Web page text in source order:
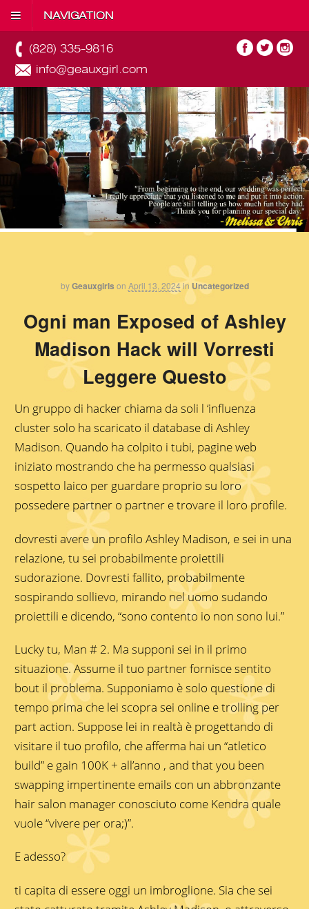
NAVIGATION
(828) 335-9816
info@geauxgirl.com
by Geauxgirls on April 13, 2024in Uncategorized
Ogni man Exposed of Ashley
Madison Hack will Vorresti
Leggere Questo
Un gruppo di hacker chiama da soli l ‘influenza
cluster solo ha scaricato il database di Ashley
Madison. Quando ha colpito i tubi, pagine web
iniziato mostrando che ha permesso qualsiasi
sospetto laico per guardare proprio su loro
possedere partner o partner e trovare il loro profile.
dovresti avere un profilo Ashley Madison, e sei in una
relazione, tu sei probabilmente proiettili
sudorazione. Dovresti fallito, probabilmente
sospirando sollievo, mirando nel uomo sudando
proiettili e dicendo, “sono contento io non sono lui.”
Lucky tu, Man # 2. Ma supponi sei in il primo
situazione. Assume il tuo partner fornisce sentito
bout il problema. Supponiamo è solo questione di
tempo prima che lei scopra sei online e trolling per
part action. Suppose lei in realtà è progettando di
visitare il tuo profilo, che afferma hai un “atletico
build” e gain 100K + all’anno , and that you been
swapping impertinente emails con un abbronzante
hair salon manager conosciuto come Kendra quale
vuole “vivere per ora;)”.
E adesso?
ti capita di essere oggi un imbroglione. Sia che sei